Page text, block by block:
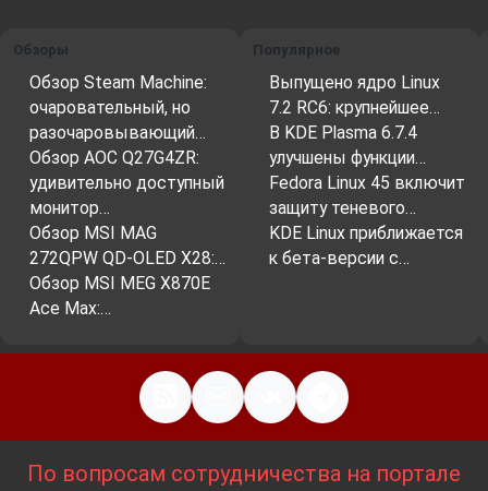
Обзоры
Обзор Steam Machine:
очаровательный, но
разочаровывающий…
Обзор AOC Q27G4ZR:
удивительно доступный
монитор…
Обзор MSI MAG
272QPW QD-OLED X28:…
Обзор MSI MEG X870E
Ace Max:…
Популярное
Выпущено ядро Linux
7.2 RC6: крупнейшее…
В KDE Plasma 6.7.4
улучшены функции…
Fedora Linux 45 включит
защиту теневого…
KDE Linux приближается
к бета-версии с…
По вопросам сотрудничества на портале